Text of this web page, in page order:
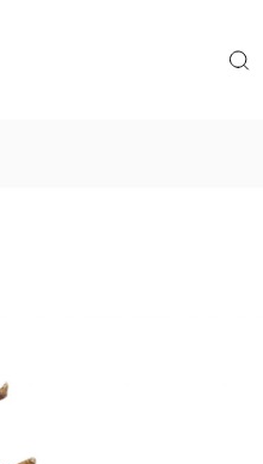
Hudební nástroje